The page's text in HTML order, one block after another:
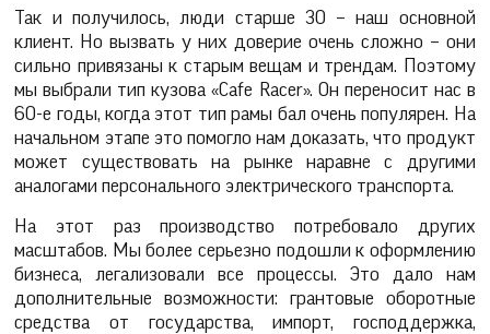
Так и получилось, люди старше 30 – наш основной
клиент. Но вызвать у них доверие очень сложно – они
сильно привязаны к старым вещам и трендам. Поэтому
мы выбрали тип кузова «Cafe Racer». Он переносит нас в
60-е годы, когда этот тип рамы бал очень популярен. На
начальном этапе это помогло нам доказать, что продукт
может существовать на рынке наравне с другими
аналогами персонального электрического транспорта.
На этот раз производство потребовало других
масштабов. Мы более серьезно подошли к оформлению
бизнеса, легализовали все процессы. Это дало нам
дополнительные возможности: грантовые оборотные
средства от государства, импорт, господдержка,